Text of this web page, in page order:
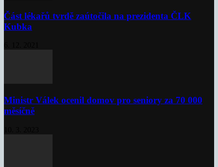
Část lékařů tvrdě zaútočila na prezidenta ČLK
Kubka
Ministr Válek ocenil domov pro seniory za 70 000
měsíčně